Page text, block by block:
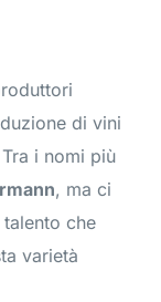
di vini
i nomi più
, ma ci
che
varietà